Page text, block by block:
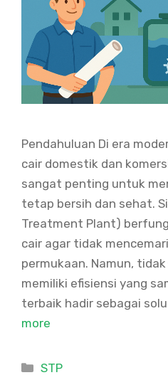
Pendahuluan Di era
cair domestik dan
sangat penting untuk
tetap bersih dan sehat.
Treatment Plant)
cair agar tidak
permukaan. Namun,
memiliki efisiensi yang
terbaik hadir sebagai
more
Categories
STP